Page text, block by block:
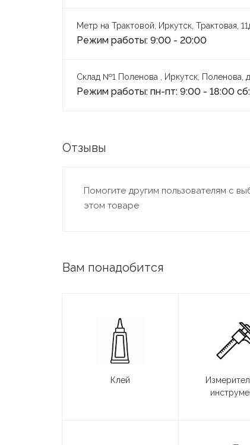
Метр на Трактовой, Иркутск, Трактовая,
Режим работы: 9:00 - 20:00
Склад №1 Поленова , Иркутск, Поленова,
Режим работы: пн-пт: 9:00 - 18:00
Отзывы
Помогите другим пользователям с
этом товаре
Вам понадобится
Клей